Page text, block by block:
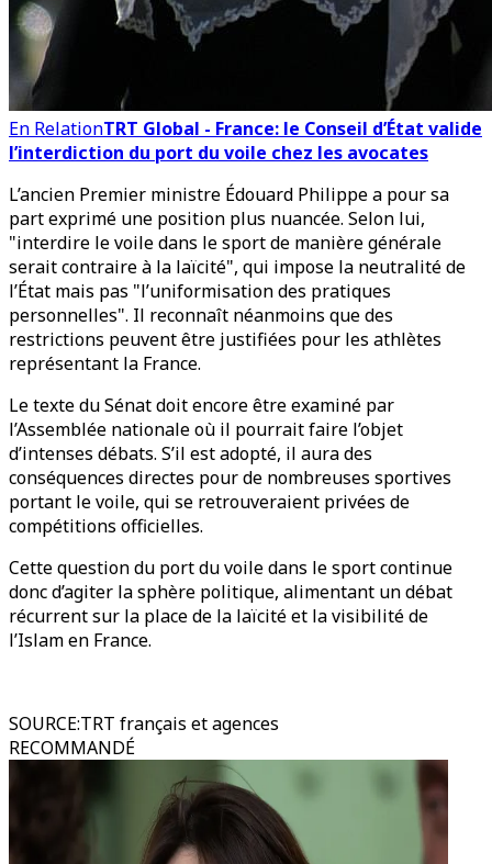
En RelationTRT Global - France: le Conseil d’État valide
l’interdiction du port du voile chez les avocates
L’ancien Premier ministre Édouard Philippe a pour sa
part exprimé une position plus nuancée. Selon lui,
"interdire le voile dans le sport de manière générale
serait contraire à la laïcité", qui impose la neutralité de
l’État mais pas "l’uniformisation des pratiques
personnelles". Il reconnaît néanmoins que des
restrictions peuvent être justifiées pour les athlètes
représentant la France.
Le texte du Sénat doit encore être examiné par
l’Assemblée nationale où il pourrait faire l’objet
d’intenses débats. S’il est adopté, il aura des
conséquences directes pour de nombreuses sportives
portant le voile, qui se retrouveraient privées de
compétitions officielles.
Cette question du port du voile dans le sport continue
donc d’agiter la sphère politique, alimentant un débat
récurrent sur la place de la laïcité et la visibilité de
l’Islam en France.
SOURCE:TRT français et agences
RECOMMANDÉ